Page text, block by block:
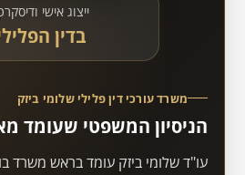
משרד עורכי דין פלילי שלומי ביזק
הניסיון המשפטי שעומד
עו"ד שלומי ביזק עומד בראש משרד
ייצוג אישי
בדין